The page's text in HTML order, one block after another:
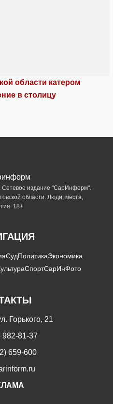
области катером
в столицу
издание "СарИнформ".
области. Люди, места,
18+
СудПолитикаЭкономика
СпортСарИнФото
Горького, 21
982-81-37
659-600